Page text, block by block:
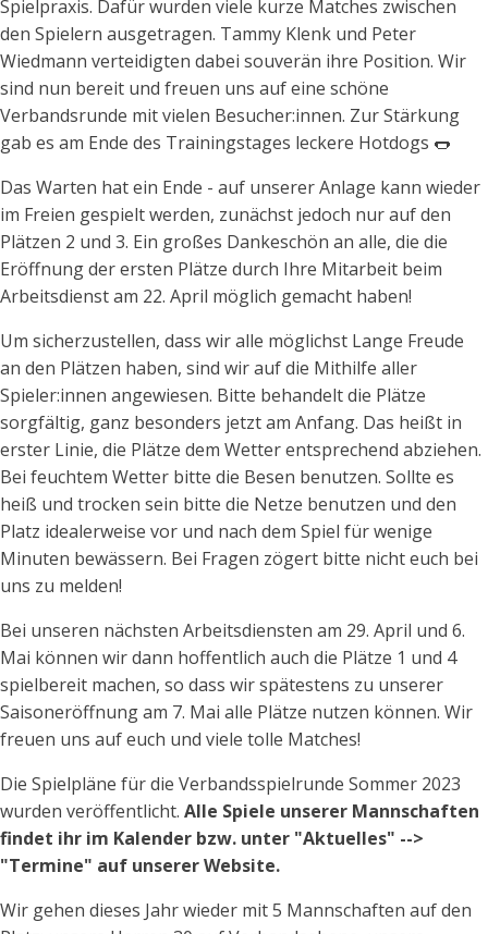
Spielpraxis. Dafür wurden viele kurze Matches zwischen
den Spielern ausgetragen. Tammy Klenk und Peter
Wiedmann verteidigten dabei souverän ihre Position. Wir
sind nun bereit und freuen uns auf eine schöne
Verbandsrunde mit vielen Besucher:innen. Zur Stärkung
gab es am Ende des Trainingstages leckere Hotdogs 🌭
Das Warten hat ein Ende - auf unserer Anlage kann wieder
im Freien gespielt werden, zunächst jedoch nur auf den
Plätzen 2 und 3. Ein großes Dankeschön an alle, die die
Eröffnung der ersten Plätze durch Ihre Mitarbeit beim
Arbeitsdienst am 22. April möglich gemacht haben!
Um sicherzustellen, dass wir alle möglichst Lange Freude
an den Plätzen haben, sind wir auf die Mithilfe aller
Spieler:innen angewiesen. Bitte behandelt die Plätze
sorgfältig, ganz besonders jetzt am Anfang. Das heißt in
erster Linie, die Plätze dem Wetter entsprechend abziehen.
Bei feuchtem Wetter bitte die Besen benutzen. Sollte es
heiß und trocken sein bitte die Netze benutzen und den
Platz idealerweise vor und nach dem Spiel für wenige
Minuten bewässern. Bei Fragen zögert bitte nicht euch bei
uns zu melden!
Bei unseren nächsten Arbeitsdiensten am 29. April und 6.
Mai können wir dann hoffentlich auch die Plätze 1 und 4
spielbereit machen, so dass wir spätestens zu unserer
Saisoneröffnung am 7. Mai alle Plätze nutzen können. Wir
freuen uns auf euch und viele tolle Matches!
Die Spielpläne für die Verbandsspielrunde Sommer 2023
wurden veröffentlicht. Alle Spiele unserer Mannschaften
findet ihr im Kalender bzw. unter "Aktuelles" -->
"Termine" auf unserer Website.
Wir gehen dieses Jahr wieder mit 5 Mannschaften auf den